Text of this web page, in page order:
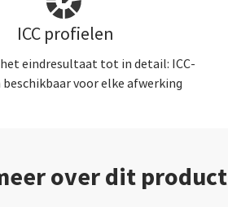
ICC profielen
eindresultaat tot in detail: ICC-
voor elke afwerking
over dit product